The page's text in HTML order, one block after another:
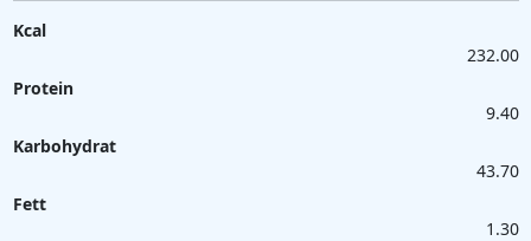
Kcal
232.00
Protein
9.40
Karbohydrat
43.70
Fett
1.30